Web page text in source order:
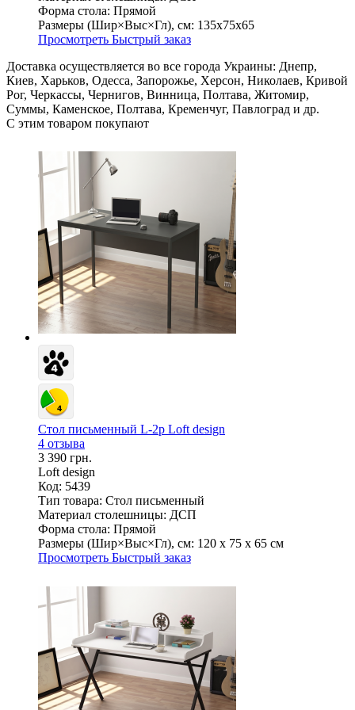
Форма стола: Прямой
Размеры (Шир×Выс×Гл), см: 135х75х65
Просмотреть Быстрый заказ
Доставка осуществляется во все города Украины: Днепр,
Киев, Харьков, Одесса, Запорожье, Херсон, Николаев, Кривой
Рог, Черкассы, Чернигов, Винница, Полтава, Житомир,
Суммы, Каменское, Полтава, Кременчуг, Павлоград и др.
С этим товаром покупают
Стол письменный L-2p Loft design
4 отзыва
3 390 грн.
Loft design
Код: 5439
Тип товара: Стол письменный
Материал столешницы: ДСП
Форма стола: Прямой
Размеры (Шир×Выс×Гл), см: 120 х 75 х 65 см
Просмотреть Быстрый заказ